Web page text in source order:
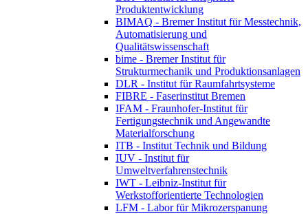
Produktentwicklung
BIMAQ - Bremer Institut für Messtechnik,
Automatisierung und
Qualitätswissenschaft
bime - Bremer Institut für
Strukturmechanik und Produktionsanlagen
DLR - Institut für Raumfahrtsysteme
FIBRE - Faserinstitut Bremen
IFAM - Fraunhofer-Institut für
Fertigungstechnik und Angewandte
Materialforschung
ITB - Institut Technik und Bildung
IUV - Institut für
Umweltverfahrenstechnik
IWT - Leibniz-Institut für
Werkstofforientierte Technologien
LFM - Labor für Mikrozerspanung